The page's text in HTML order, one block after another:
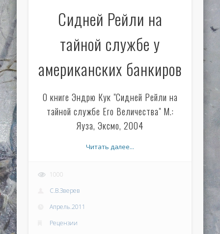
Сидней Рейли на
тайной службе у
американских банкиров
О книге Эндрю Кук "Сидней Рейли на
тайной службе Его Величества" М.:
Яуза, Эксмо, 2004
Читать далее...
1000
С.В.Зверев
Апрель.2011
Рецензии